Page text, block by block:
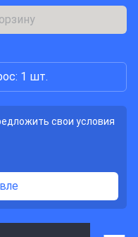
1 шт.
свои условия